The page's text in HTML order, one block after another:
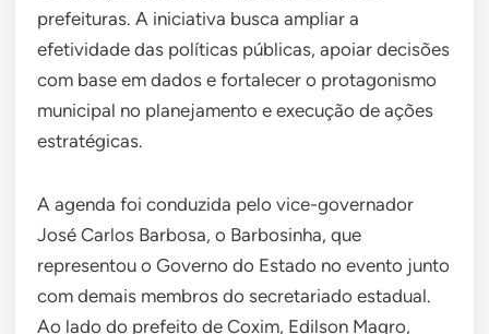
prefeituras. A iniciativa busca ampliar a
efetividade das políticas públicas, apoiar decisões
com base em dados e fortalecer o protagonismo
municipal no planejamento e execução de ações
estratégicas.
A agenda foi conduzida pelo vice-governador
José Carlos Barbosa, o Barbosinha, que
representou o Governo do Estado no evento junto
com demais membros do secretariado estadual.
Ao lado do prefeito de Coxim, Edilson Magro,